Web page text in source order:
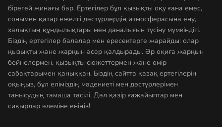
бірегей жинағы бар. Ертегілер бұл қызықты оқу ғана емес,
сонымен қатар ежелгі дәстүрлердің атмосферасына ену,
халықтың құндылықтары мен даналығын түсіну мүмкіндігі.
Біздің ертегілер балалар мен ересектерге жарайды: олар
қызықты және жарқын әсер қалдырады. Әр оқиға жарқын
бейнелермен, қызықты сюжеттермен және өмір
сабақтарымен қаныққан. Біздің сайтта қазақ ертегілерін
оқыңыз, бұл еліміздің мәдениеті мен дәстүрлерімен
танысудың тамаша тәсілі. Дәл қазір ғажайыптар мен
сиқырлар әлеміне еніңіз!